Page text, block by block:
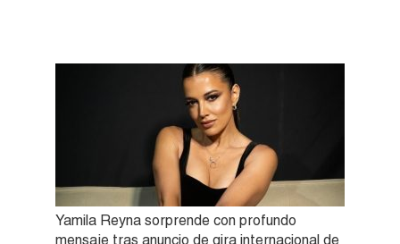
Yamila Reyna sorprende con profundo
mensaje tras anuncio de gira internacional de